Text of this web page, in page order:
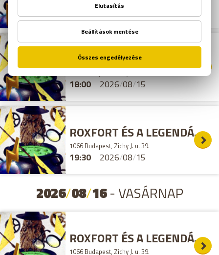
2026/08
2026/08/15
18:00
2026/08/15
19:30
ROXFORT ÉS A LEGENDÁS ÁLLATOK SZABADULÓSZOBA
1066 Budapest, Zichy J. u. 39.
2026/08/16- VASÁRNAP
ROXFORT ÉS A LEGENDÁS ÁLLATOK SZABADULÓSZOBA
1066 Budapest, Zichy J. u. 39.